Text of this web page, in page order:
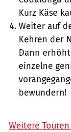
Kurz Käse
Weiter auf
Kehren der
Dann
einzelne
bewundern!
Weitere